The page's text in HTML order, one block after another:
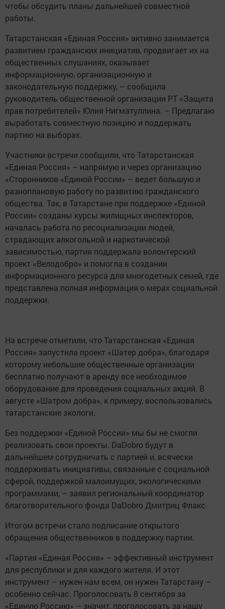
чтобы обсудить планы дальнейшей совместной
работы.
Татарстанская «Единая Россия» активно занимается
развитием гражданских инициатив, продвигает их на
общественных слушаниях, оказывает
информационную, организационную и
законодательную поддержку, – сообщила
руководитель общественной организации РТ «Защита
прав потребителей» Юлия Нигматуллина. – Предлагаю
выработать совместную позицию и поддержать
партию на выборах.
Участники встречи сообщили, что Татарстанская
«Единая Россия» – напрямую и через организацию
«Сторонников «Единой России» – ведет большую и
разноплановую работу по развитию гражданского
общества. Так, в Татарстане при поддержке «Единой
России» созданы курсы жилищных инспекторов,
началась работа по ресоциализации людей,
страдающих алкогольной и наркотической
зависимостью, партия поддержала волонтерский
проект «Велодобро» и помогла в создании
информационного ресурса для многодетных семей, где
представлена полная информация о мерах социальной
поддержки.
На встрече отметили, что Татарстанская «Единая
Россия» запустила проект «Шатер добра», благодаря
которому небольшие общественные организации
бесплатно получают в аренду все необходимое
оборудование для проведения социальных акций. В
августе «Шатром добра», к примеру, воспользовались
татарстанские экологи.
Без поддержки «Единой России» мы бы не смогли
реализовать свои проекты. DaDobro будут в
дальнейшем сотрудничать с партией и, всячески
поддерживать инициативы, связанные с социальной
сферой, поддержкой малоимущих, экологическими
программами, – заявил региональный координатор
благотворительного фонда DaDobro Дмитриц Флакс.
Итогом встречи стало подписание открытого
обращения общественников в поддержку партии.
«Партия «Единая Россия» – эффективный инструмент
для республики и для каждого жителя. И этот
инструмент – нужен нам всем, он нужен Татарстану –
особенно сейчас. Проголосовать 8 сентября за
«Единую Россию» – значит, проголосовать за нашу